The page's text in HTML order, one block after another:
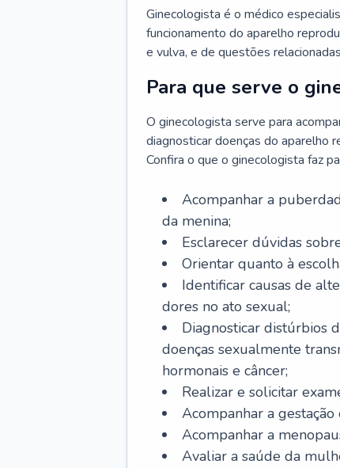
Ginecologista é o médico
funcionamento do aparelho
e vulva, e de questões
Para que serve o
O ginecologista serve para
diagnosticar doenças do aparelho
Confira o que o ginecologista faz
Acompanhar a
da menina;
Esclarecer dúvidas
Orientar quanto à
Identificar causas de
dores no ato sexual;
Diagnosticar distúrbios
doenças sexualmente
hormonais e câncer;
Realizar e solicitar
Acompanhar a gestação
Acompanhar a
Avaliar a saúde da